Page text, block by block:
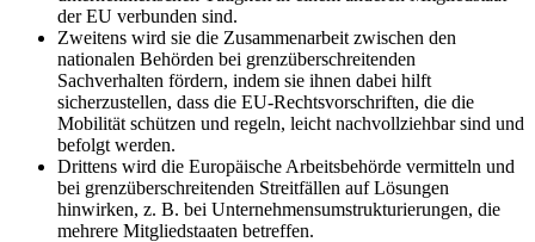
der EU verbunden sind.
Zweitens wird sie die Zusammenarbeit zwischen den
nationalen Behörden bei grenzüberschreitenden
Sachverhalten fördern, indem sie ihnen dabei hilft
sicherzustellen, dass die EU-Rechtsvorschriften, die die
Mobilität schützen und regeln, leicht nachvollziehbar sind und
befolgt werden.
Drittens wird die Europäische Arbeitsbehörde vermitteln und
bei grenzüberschreitenden Streitfällen auf Lösungen
hinwirken, z. B. bei Unternehmensumstrukturierungen, die
mehrere Mitgliedstaaten betreffen.